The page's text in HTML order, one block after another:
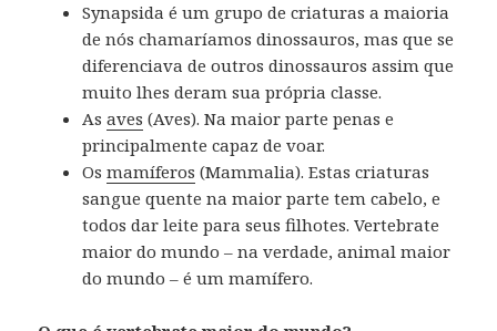
Synapsida é um grupo de criaturas a maioria
de nós chamaríamos dinossauros, mas que se
diferenciava de outros dinossauros assim que
muito lhes deram sua própria classe.
Asaves (Aves).Na maior parte penas e
principalmente capaz de voar.
Osmamíferos (Mammalia).Estas criaturas
sangue quente na maior parte tem cabelo, e
todos dar leite para seus filhotes.Vertebrate
maior do mundo – na verdade, animal maior
do mundo – é um mamífero.